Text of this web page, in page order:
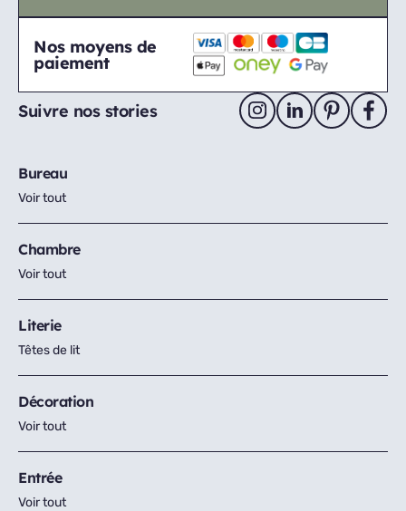
Nos moyens de
paiement
Suivre nos stories
Bureau
Voir tout
Chambre
Voir tout
Literie
Têtes de lit
Décoration
Voir tout
Entrée
Voir tout